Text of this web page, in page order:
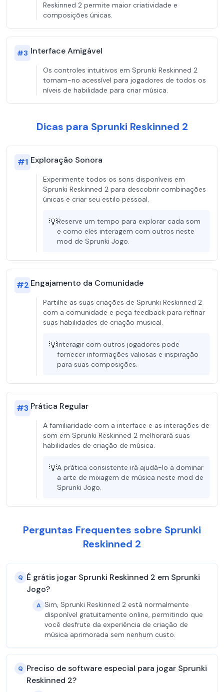
Reskinned 2 permite maior criatividade e
composições únicas.
#3 Interface Amigável
Os controles intuitivos em Sprunki Reskinned 2
tornam-no acessível para jogadores de todos os
níveis de habilidade para criar música.
Dicas para Sprunki Reskinned 2
#1 Exploração Sonora
Experimente todos os sons disponíveis em
Sprunki Reskinned 2 para descobrir combinações
únicas e criar seu estilo pessoal.
💡Reserve um tempo para explorar cada som
e como eles interagem com outros neste
mod de Sprunki Jogo.
#2 Engajamento da Comunidade
Partilhe as suas criações de Sprunki Reskinned 2
com a comunidade e peça feedback para refinar
suas habilidades de criação musical.
💡Interagir com outros jogadores pode
fornecer informações valiosas e inspiração
para suas composições.
#3 Prática Regular
A familiaridade com a interface e as interações de
som em Sprunki Reskinned 2 melhorará suas
habilidades de criação de música.
💡A prática consistente irá ajudá-lo a dominar
a arte de mixagem de música neste mod de
Sprunki Jogo.
Perguntas Frequentes sobre Sprunki
Reskinned 2
Q É grátis jogar Sprunki Reskinned 2 em Sprunki
Jogo?
A Sim, Sprunki Reskinned 2 está normalmente
disponível gratuitamente online, permitindo que
você desfrute da experiência de criação de
música aprimorada sem nenhum custo.
Q Preciso de software especial para jogar Sprunki
Reskinned 2?